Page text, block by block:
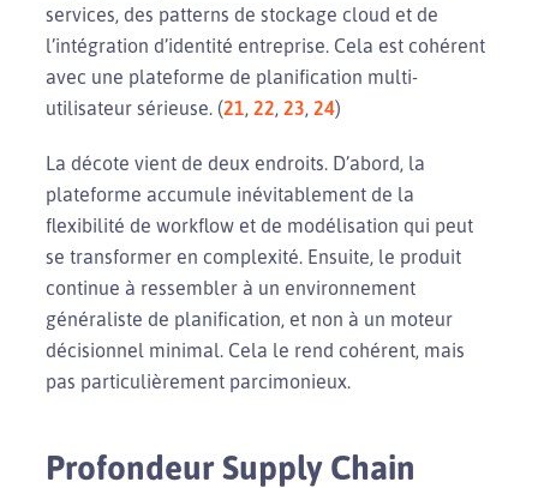
services, des patterns de stockage cloud et de
l’intégration d’identité entreprise. Cela est cohérent
avec une plateforme de planification multi-
utilisateur sérieuse. (21, 22, 23, 24)
La décote vient de deux endroits. D’abord, la
plateforme accumule inévitablement de la
flexibilité de workflow et de modélisation qui peut
se transformer en complexité. Ensuite, le produit
continue à ressembler à un environnement
généraliste de planification, et non à un moteur
décisionnel minimal. Cela le rend cohérent, mais
pas particulièrement parcimonieux.
Profondeur Supply Chain